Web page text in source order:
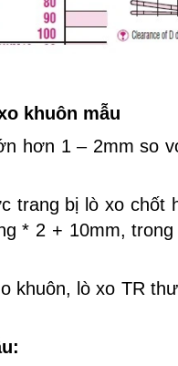
khuôn mẫu
hơn 1 – 2mm so
trang bị lò xo chốt
* 2 + 10mm,
khuôn, lò xo TR